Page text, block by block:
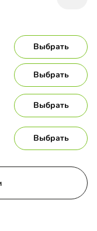
Выбрать
Выбрать
Выбрать
Выбрать